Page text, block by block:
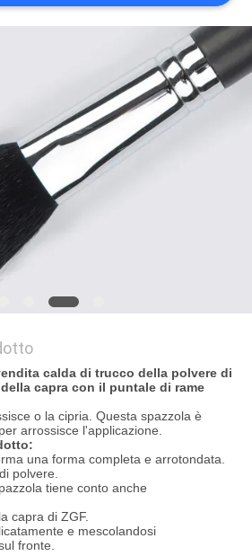
calda di trucco della polvere di
capra con il puntale di rame
o la cipria. Questa spazzola è
arrossisce l'applicazione.
una forma completa e arrotondata.
polvere.
tiene conto anche
capra di ZGF.
e mescolandosi
fronte.